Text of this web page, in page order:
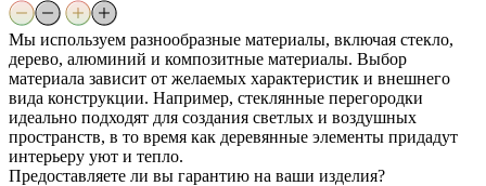
Мы используем разнообразные материалы, включая стекло,
дерево, алюминий и композитные материалы. Выбор
материала зависит от желаемых характеристик и внешнего
вида конструкции. Например, стеклянные перегородки
идеально подходят для создания светлых и воздушных
пространств, в то время как деревянные элементы придадут
интерьеру уют и тепло.
Предоставляете ли вы гарантию на ваши изделия?